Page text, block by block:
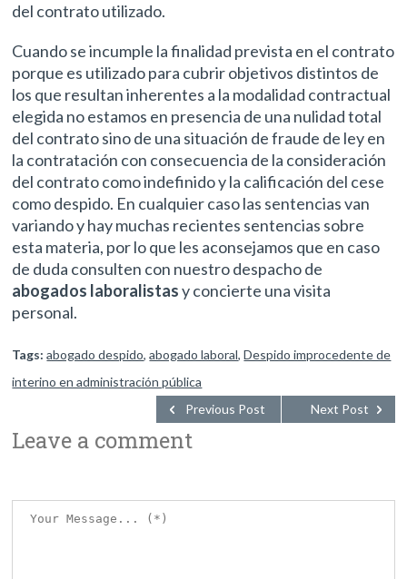
del contrato utilizado.
Cuando se incumple la finalidad prevista en el contrato
porque es utilizado para cubrir objetivos distintos de
los que resultan inherentes a la modalidad contractual
elegida no estamos en presencia de una nulidad total
del contrato sino de una situación de fraude de ley en
la contratación con consecuencia de la consideración
del contrato como indefinido y la calificación del cese
como despido. En cualquier caso las sentencias van
variando y hay muchas recientes sentencias sobre
esta materia, por lo que les aconsejamos que en caso
de duda consulten con nuestro despacho de
abogados laboralistasy concierte una visita
personal.
Tags: abogado despido,abogado laboral,Despido improcedente de
interino en administración pública
Next Post
Previous Post
Leave a comment